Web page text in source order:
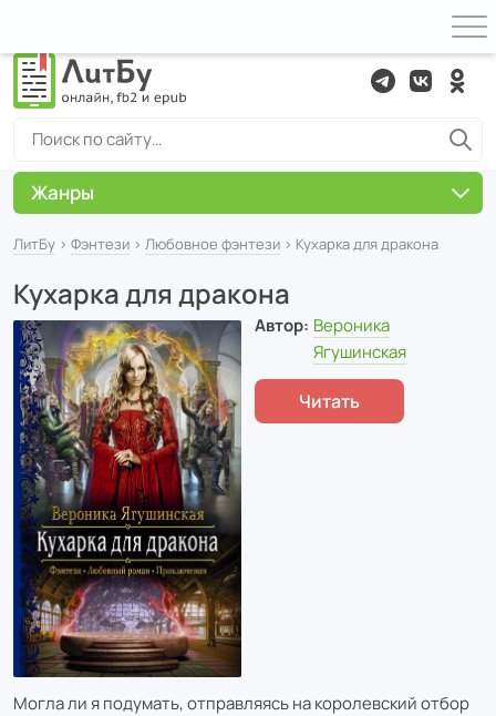
ЛитБу › Фэнтези › Любовное фэнтези › Кухарка для дракона
Кухарка для дракона
Автор: Вероника
Ягушинская
Читать
Могла ли я подумать, отправляясь на королевский отбор
Жанры